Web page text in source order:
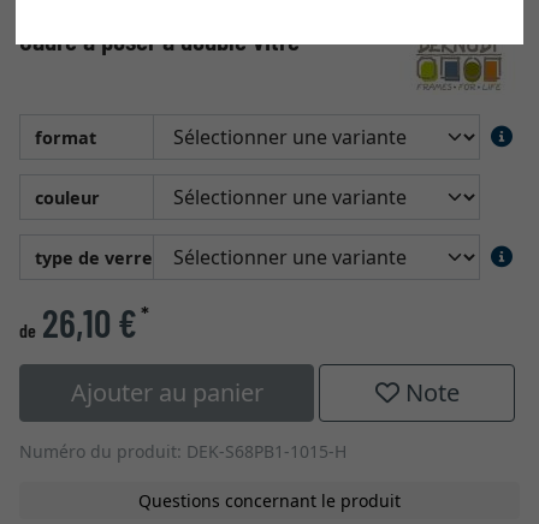
Cadre à poser à double vitre
format
couleur
type de verre
de 26,10 €*
Ajouter au panier Note
Numéro du produit: DEK-S68PB1-1015-H
Questions concernant le produit